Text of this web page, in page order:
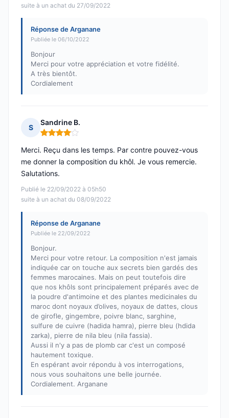
suite à un achat du 27/09/2022
Réponse de Arganane
Publiée le 06/10/2022
Bonjour
Merci pour votre appréciation et votre fidélité.
A très bientôt.
Cordialement
S
Sandrine B.
Note : 4 sur 5
Publié le 22/09/2022 à 05h50
suite à un achat du 08/09/2022
Merci. Reçu dans les temps. Par contre pouvez-vous
me donner la composition du khôl. Je vous remercie.
Salutations.
Réponse de Arganane
Publiée le 22/09/2022
Bonjour.
Merci pour votre retour. La composition n'est jamais
indiquée car on touche aux secrets bien gardés des
femmes marocaines. Mais on peut toutefois dire
que nos khôls sont principalement préparés avec de
la poudre d'antimoine et des plantes medicinales du
maroc dont noyaux d’olives, noyaux de dattes, clous
de girofle, gingembre, poivre blanc, sarghine,
sulfure de cuivre (hadida hamra), pierre bleu (hdida
zarka), pierre de nila bleu (nila fassia).
Aussi il n'y a pas de plomb car c'est un composé
hautement toxique.
En espérant avoir répondu à vos interrogations,
nous vous souhaitons une belle journée.
Cordialement. Arganane